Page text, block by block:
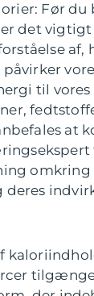
Før
det vigtigt
af,
til
at
omkring